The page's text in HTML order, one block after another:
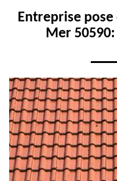
Entreprise pose
Mer